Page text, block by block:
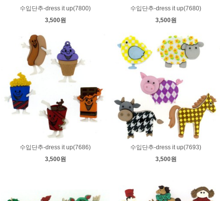
수입단추-dress it up(7800)
3,500원
수입단추-dress it up(7680)
3,500원
수입단추-dress it up(7686)
3,500원
수입단추-dress it up(7693)
3,500원